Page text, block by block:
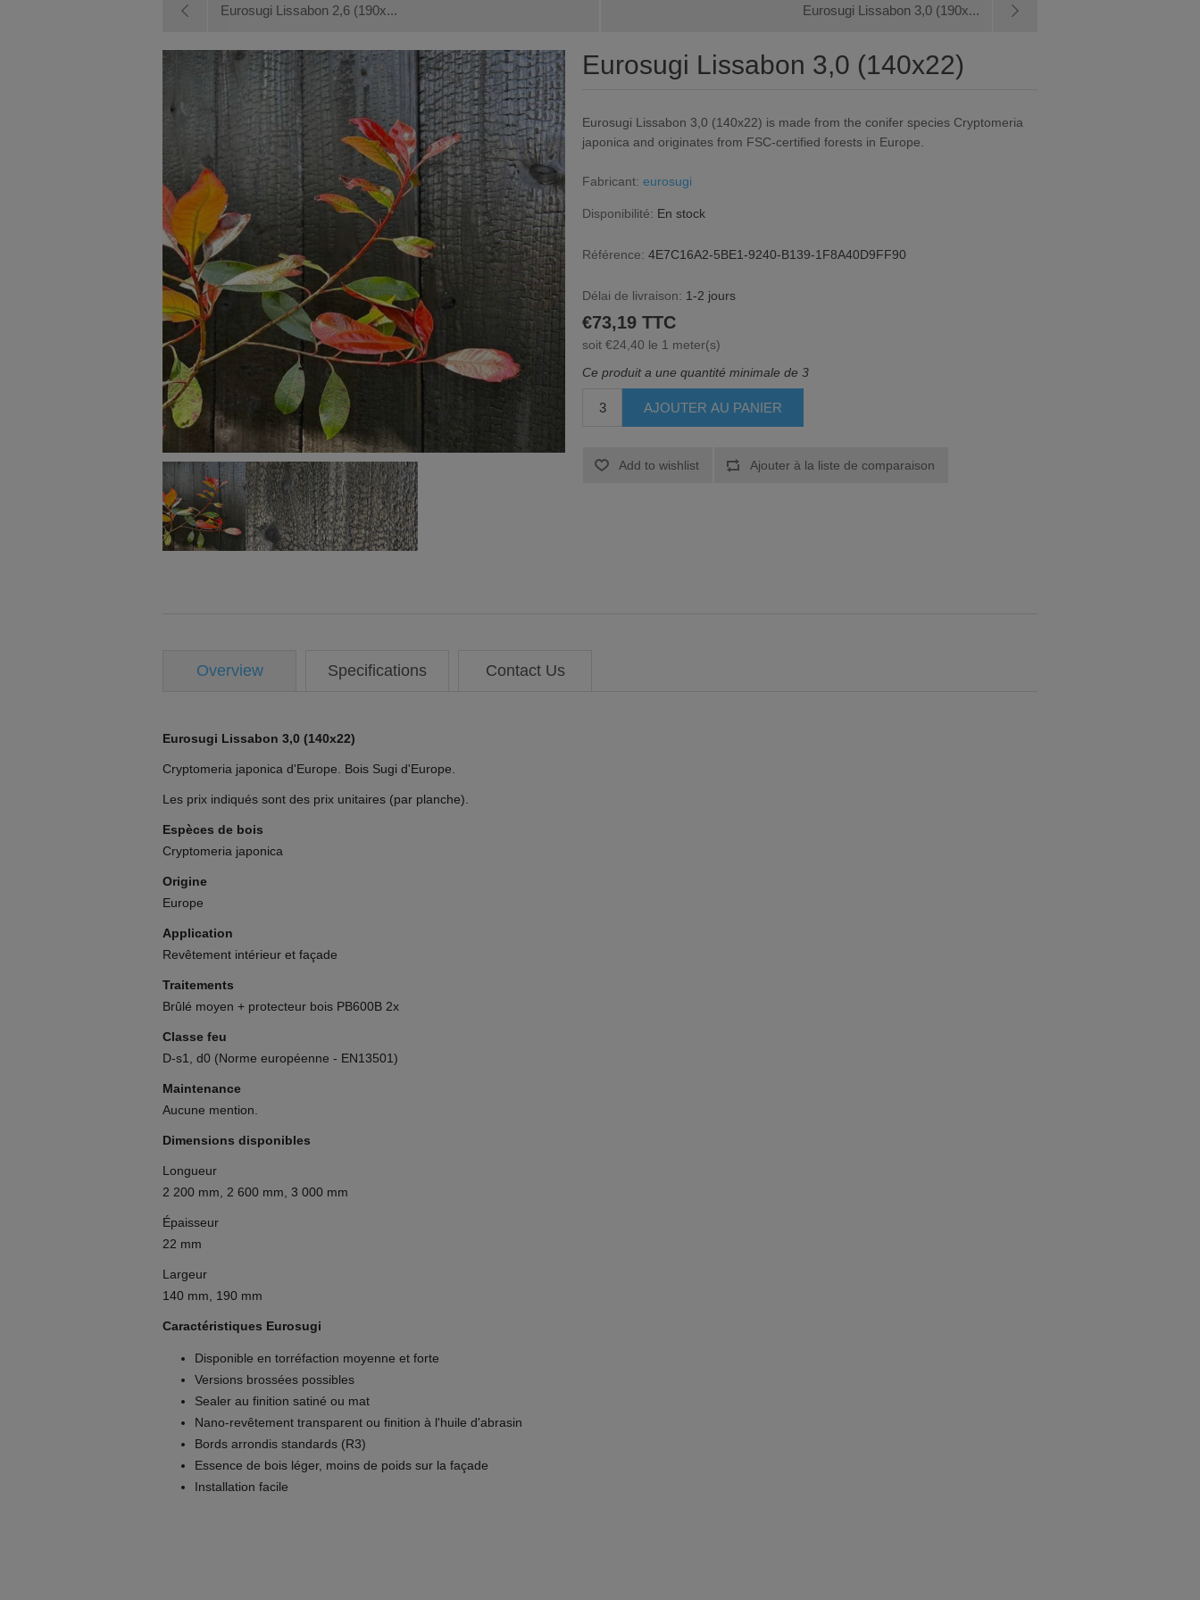
Eurosugi Lissabon 2,6 (190x... Eurosugi Lissabon 3,0 (190x...
Eurosugi Lissabon 3,0 (140x22)
Eurosugi Lissabon 3,0 (140x22) is made from the conifer species Cryptomeria
japonica and originates from FSC-certified forests in Europe.
Fabricant: eurosugi
Disponibilité: En stock
Référence: 4E7C16A2-5BE1-9240-B139-1F8A40D9FF90
Délai de livraison: 1-2 jours
€73,19 TTC
soit €24,40 le 1 meter(s)
Ce produit a une quantité minimale de 3
Overview Specifications Contact Us
Eurosugi Lissabon 3,0 (140x22)
Cryptomeria japonica d'Europe. Bois Sugi d'Europe.
Les prix indiqués sont des prix unitaires (par planche).
Espèces de bois
Cryptomeria japonica
Origine
Europe
Application
Revêtement intérieur et façade
Traitements
Brûlé moyen + protecteur bois PB600B 2x
Classe feu
D-s1, d0 (Norme européenne - EN13501)
Maintenance
Aucune mention.
Dimensions disponibles
Longueur
2 200 mm, 2 600 mm, 3 000 mm
Épaisseur
22 mm
Largeur
140 mm, 190 mm
Caractéristiques Eurosugi
Disponible en torréfaction moyenne et forte
Versions brossées possibles
Sealer au finition satiné ou mat
Nano-revêtement transparent ou finition à l'huile d'abrasin
Bords arrondis standards (R3)
Essence de bois léger, moins de poids sur la façade
Installation facile